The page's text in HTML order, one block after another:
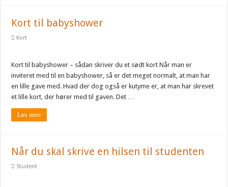
Kort til babyshower
Kort
Kort til babyshower – sådan skriver du et sødt kort Når man er
inviteret med til en babyshower, så er det meget normalt, at man har
en lille gave med. Hvad der dog også er kutyme er, at man har skrevet
et lille kort, der hører med til gaven. Det …
Læs mere
Når du skal skrive en hilsen til studenten
Student